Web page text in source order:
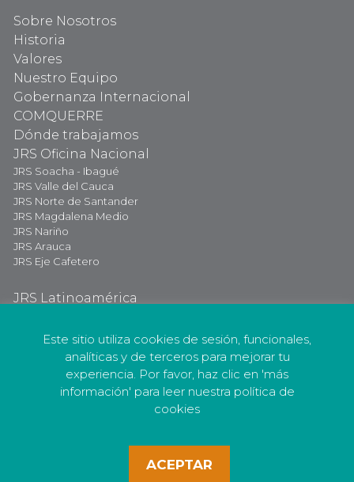
Sobre Nosotros
Historia
Valores
Nuestro Equipo
Gobernanza Internacional
COMQUERRE
Dónde trabajamos
JRS Oficina Nacional
JRS Soacha - Ibagué
JRS Valle del Cauca
JRS Norte de Santander
JRS Magdalena Medio
JRS Nariño
JRS Arauca
JRS Eje Cafetero
JRS Latinoamérica
Dona Ahora
Código de Conducta
Este sitio utiliza cookies de sesión, funcionales,
analíticas y de terceros para mejorar tu
experiencia. Por favor, haz clic en 'más
información' para leer nuestra política de
cookies
ACEPTAR